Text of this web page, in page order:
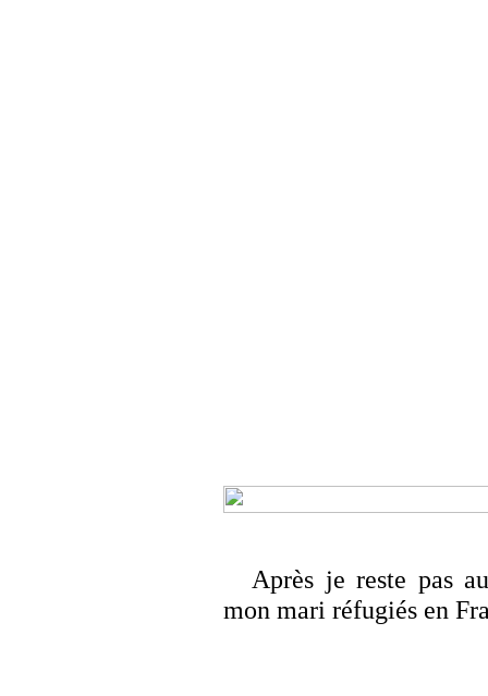
Après je reste pas
mon mari réfugiés en